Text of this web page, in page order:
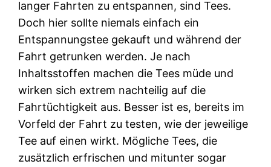
langer Fahrten zu entspannen, sind Tees.
Doch hier sollte niemals einfach ein
Entspannungstee gekauft und während der
Fahrt getrunken werden. Je nach
Inhaltsstoffen machen die Tees müde und
wirken sich extrem nachteilig auf die
Fahrtüchtigkeit aus. Besser ist es, bereits im
Vorfeld der Fahrt zu testen, wie der jeweilige
Tee auf einen wirkt. Mögliche Tees, die
zusätzlich erfrischen und mitunter sogar